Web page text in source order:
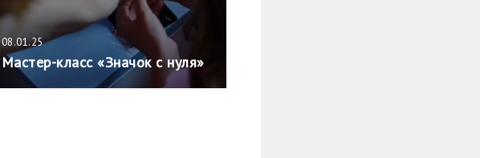
08.01.25
Мастер-класс «Значок с нуля»